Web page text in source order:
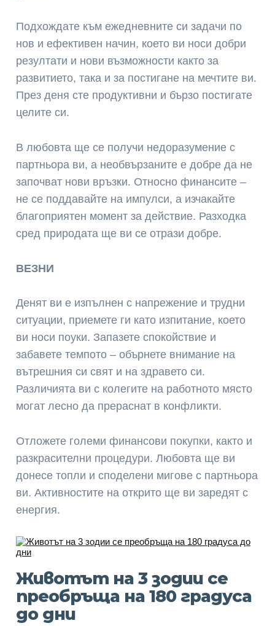
Подхождате към ежедневните си задачи по
нов и ефективен начин, което ви носи добри
резултати и нови възможности както за
развитието, така и за постигане на мечтите ви.
През деня сте продуктивни и бързо постигате
целите си.
В любовта ще се получи недоразумение с
партньора ви, а необвързаните е добре да не
започват нови връзки. Относно финансите –
не се поддавайте на импулси, а изчакайте
благоприятен момент за действие. Разходка
сред природата ще ви се отрази добре.
ВЕЗНИ
Денят ви е изпълнен с напрежение и трудни
ситуации, приемете ги като изпитание, което
ви носи поуки. Запазете спокойствие и
забавете темпото – обърнете внимание на
вътрешния си свят и на здравето си.
Различията ви с колегите на работното място
могат лесно да прераснат в конфликти.
Отложете големи финансови покупки, както и
разкрасителни процедури. Любовта ще ви
донесе топли и споделени мигове с партньора
ви. Активностите на открито ще ви заредят с
енергия.
Животът на 3 зодии се
преобръща на 180 градуса
до дни